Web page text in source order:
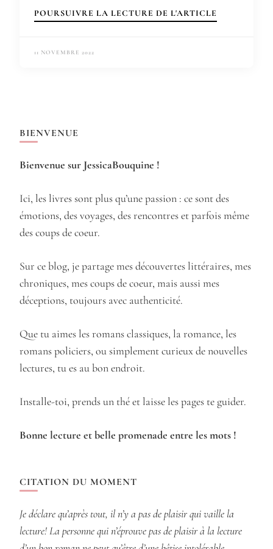
POURSUIVRE LA LECTURE DE L'ARTICLE
11 NOVEMBRE 2022
BIENVENUE
Bienvenue sur JessicaBouquine !
Ici, les livres sont plus qu’une passion : ce sont des
émotions, des voyages, des rencontres et parfois même
des coups de coeur.
Sur ce blog, je partage mes découvertes littéraires, mes
chroniques, mes coups de coeur, mais aussi mes
déceptions, toujours avec authenticité.
Que tu aimes les romans classiques, la romance, les
romans policiers, ou simplement curieux de nouvelles
lectures, tu es au bon endroit.
Installe-toi, prends un thé et laisse les pages te guider.
Bonne lecture et belle promenade entre les mots !
CITATION DU MOMENT
Je déclare qu’après tout, il n’y a pas de plaisir qui vaille la
lecture! La personne qui n’éprouve pas de plaisir à la lecture